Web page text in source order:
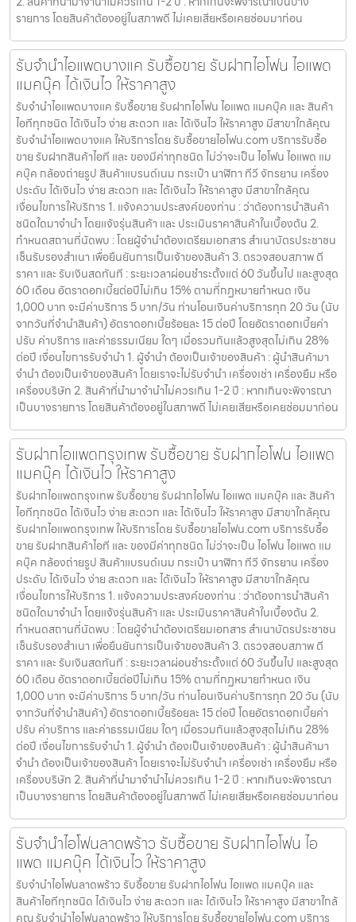
รายการ โดยสินค้าต้องอยู่ในสภาพดี ไม่เคยเสียหรือเคยซ่อมมาก่อน
รับจำนำไอแพดบางแค รับซื้อขาย รับฝากไอโฟน ไอแพด
แมคบุ๊ค ได้เงินไว ให้ราคาสูง
รับจำนำไอแพดบางแค รับซื้อขาย รับฝากไอโฟน ไอแพด แมคบุ๊ค และ สินค้า
ไอทีทุกชนิด ได้เงินไว ง่าย สะดวก และ ได้เงินไว ให้ราคาสูง มีสาขาใกล้คุณ
รับจำนำไอแพดบางแค ให้บริการโดย รับซื้อขายไอโฟน.com บริการรับซื้อ
ขาย รับฝากสินค้าไอที และ ของมีค่าทุกชนิด ไม่ว่าจะเป็น ไอโฟน ไอแพด แม
คบุ๊ค กล้องถ่ายรูป สินค้าแบรนด์เนม กระเป๋า นาฬิกา ทีวี จักรยาน เครื่อง
ประดับ ได้เงินไว ง่าย สะดวก และ ได้เงินไว ให้ราคาสูง มีสาขาใกล้คุณ
เงื่อนไขการให้บริการ 1. แจ้งความประสงค์ของท่าน : ว่าต้องการนำสินค้า
ชนิดใดมาจำนำ โดยแจ้งรุ่นสินค้า และ ประเมินราคาสินค้าในเบื้องต้น 2.
กำหนดสถานที่นัดพบ : โดยผู้จำนำต้องเตรียมเอกสาร สำเนาบัตรประชาชน
เซ็นรับรองสำเนา เพื่อยืนยันการเป็นเจ้าของสินค้า 3. ตรวจสอบสภาพ ตี
ราคา และ รับเงินสดทันที : ระยะเวลาผ่อนชำระตั้งแต่ 60 วันขึ้นไป และสูงสุด
60 เดือน อัตราดอกเบี้ยต่อปีไม่เกิน 15% ตามที่กฏหมายกำหนด เงิน
1,000 บาท จะมีค่าบริการ 5 บาท/วัน ท่านโอนเงินค่าบริการทุก 20 วัน (นับ
จากวันที่จำนำสินค้า) อัตราดอกเบี้ยร้อยละ 15 ต่อปี โดยอัตราดอกเบี้ยค่า
ปรับ ค่าบริการ และค่าธรรมเนียม ใดๆ เมื่อรวมกันแล้วสูงสุดไม่เกิน 28%
ต่อปี เงื่อนไขการรับจำนำ 1. ผู้จำนำ ต้องเป็นเจ้าของสินค้า : ผู้นำสินค้ามา
จำนำ ต้องเป็นเจ้าของสินค้า โดยเราจะไม่รับจำนำ เครื่องเช่า เครื่องยืม หรือ
เครื่องบริษัท 2. สินค้าที่นำมาจำนำไม่ควรเกิน 1-2 ปี : หากเกินจะพิจารณา
เป็นบางรายการ โดยสินค้าต้องอยู่ในสภาพดี ไม่เคยเสียหรือเคยซ่อมมาก่อน
รับฝากไอแพดกรุงเทพ รับซื้อขาย รับฝากไอโฟน ไอแพด
แมคบุ๊ค ได้เงินไว ให้ราคาสูง
รับฝากไอแพดกรุงเทพ รับซื้อขาย รับฝากไอโฟน ไอแพด แมคบุ๊ค และ สินค้า
ไอทีทุกชนิด ได้เงินไว ง่าย สะดวก และ ได้เงินไว ให้ราคาสูง มีสาขาใกล้คุณ
รับฝากไอแพดกรุงเทพ ให้บริการโดย รับซื้อขายไอโฟน.com บริการรับซื้อ
ขาย รับฝากสินค้าไอที และ ของมีค่าทุกชนิด ไม่ว่าจะเป็น ไอโฟน ไอแพด แม
คบุ๊ค กล้องถ่ายรูป สินค้าแบรนด์เนม กระเป๋า นาฬิกา ทีวี จักรยาน เครื่อง
ประดับ ได้เงินไว ง่าย สะดวก และ ได้เงินไว ให้ราคาสูง มีสาขาใกล้คุณ
เงื่อนไขการให้บริการ 1. แจ้งความประสงค์ของท่าน : ว่าต้องการนำสินค้า
ชนิดใดมาจำนำ โดยแจ้งรุ่นสินค้า และ ประเมินราคาสินค้าในเบื้องต้น 2.
กำหนดสถานที่นัดพบ : โดยผู้จำนำต้องเตรียมเอกสาร สำเนาบัตรประชาชน
เซ็นรับรองสำเนา เพื่อยืนยันการเป็นเจ้าของสินค้า 3. ตรวจสอบสภาพ ตี
ราคา และ รับเงินสดทันที : ระยะเวลาผ่อนชำระตั้งแต่ 60 วันขึ้นไป และสูงสุด
60 เดือน อัตราดอกเบี้ยต่อปีไม่เกิน 15% ตามที่กฏหมายกำหนด เงิน
1,000 บาท จะมีค่าบริการ 5 บาท/วัน ท่านโอนเงินค่าบริการทุก 20 วัน (นับ
จากวันที่จำนำสินค้า) อัตราดอกเบี้ยร้อยละ 15 ต่อปี โดยอัตราดอกเบี้ยค่า
ปรับ ค่าบริการ และค่าธรรมเนียม ใดๆ เมื่อรวมกันแล้วสูงสุดไม่เกิน 28%
ต่อปี เงื่อนไขการรับจำนำ 1. ผู้จำนำ ต้องเป็นเจ้าของสินค้า : ผู้นำสินค้ามา
จำนำ ต้องเป็นเจ้าของสินค้า โดยเราจะไม่รับจำนำ เครื่องเช่า เครื่องยืม หรือ
เครื่องบริษัท 2. สินค้าที่นำมาจำนำไม่ควรเกิน 1-2 ปี : หากเกินจะพิจารณา
เป็นบางรายการ โดยสินค้าต้องอยู่ในสภาพดี ไม่เคยเสียหรือเคยซ่อมมาก่อน
รับจำนำไอโฟนลาดพร้าว รับซื้อขาย รับฝากไอโฟน ไอ
แพด แมคบุ๊ค ได้เงินไว ให้ราคาสูง
รับจำนำไอโฟนลาดพร้าว รับซื้อขาย รับฝากไอโฟน ไอแพด แมคบุ๊ค และ
สินค้าไอทีทุกชนิด ได้เงินไว ง่าย สะดวก และ ได้เงินไว ให้ราคาสูง มีสาขาใกล้
คุณ รับจำนำไอโฟนลาดพร้าว ให้บริการโดย รับซื้อขายไอโฟน.com บริการ